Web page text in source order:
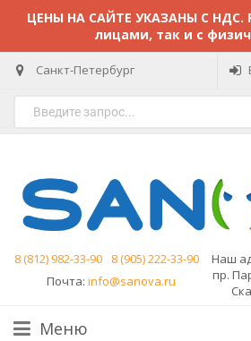
ЦЕНЫ НА САЙТЕ УКАЗАНЫ С НДС.
лицами, так и с
Санкт-Петербург
8 (812) 982-33-90
8 (905) 222-33-90
Почта: info@sanova.ru
Наш
пр.
Меню